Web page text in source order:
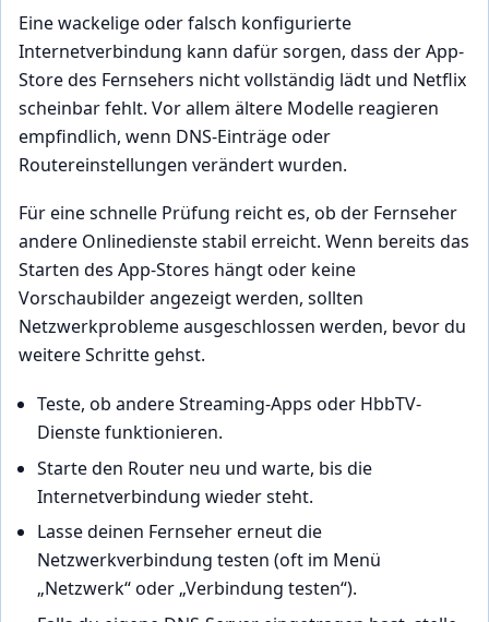
Eine wackelige oder falsch konfigurierte
Internetverbindung kann dafür sorgen, dass der App-
Store des Fernsehers nicht vollständig lädt und Netflix
scheinbar fehlt. Vor allem ältere Modelle reagieren
empfindlich, wenn DNS-Einträge oder
Routereinstellungen verändert wurden.
Für eine schnelle Prüfung reicht es, ob der Fernseher
andere Onlinedienste stabil erreicht. Wenn bereits das
Starten des App-Stores hängt oder keine
Vorschaubilder angezeigt werden, sollten
Netzwerkprobleme ausgeschlossen werden, bevor du
weitere Schritte gehst.
Teste, ob andere Streaming-Apps oder HbbTV-
Dienste funktionieren.
Starte den Router neu und warte, bis die
Internetverbindung wieder steht.
Lasse deinen Fernseher erneut die
Netzwerkverbindung testen (oft im Menü
„Netzwerk“ oder „Verbindung testen“).